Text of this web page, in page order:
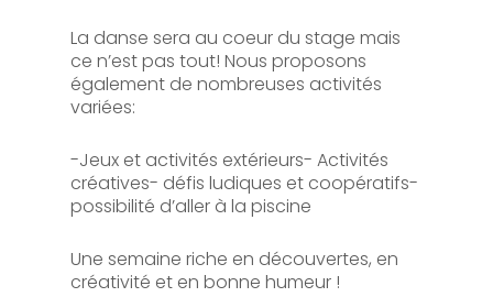
La danse sera au coeur du stage mais
ce n’est pas tout! Nous proposons
également de nombreuses activités
variées:
-Jeux et activités extérieurs- Activités
créatives- défis ludiques et coopératifs-
possibilité d’aller à la piscine
Une semaine riche en découvertes, en
créativité et en bonne humeur !